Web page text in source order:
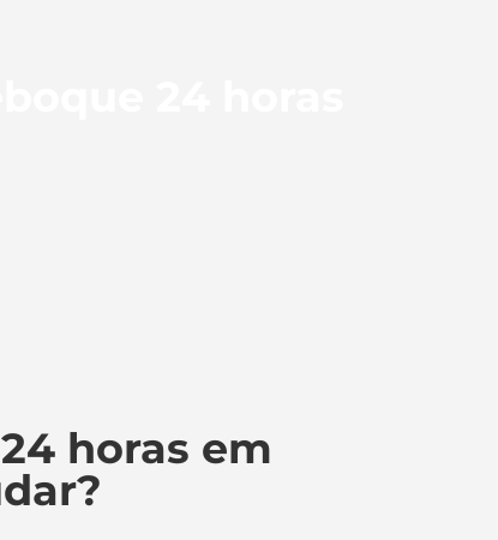
horas em